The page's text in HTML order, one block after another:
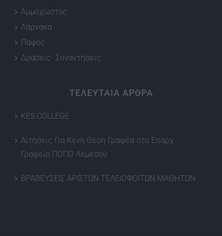
Αμμόχωστος
Λάρνακα
Πάφος
Δράσεις- Συναντήσεις
ΤΕΛΕΥΤΑΙΑ ΑΡΘΡΑ
KES COLLEGE
Αιτήσεις Για Κενή Θέση Γραφέα στο Επαρχ.
Γραφείο ΠΟΠΟ Λεμεσού
ΒΡΑΒΕΥΣΕΙΣ ΑΡΙΣΤΩΝ ΤΕΛΕΙΟΦΟΙΤΩΝ ΜΑΘΗΤΩΝ